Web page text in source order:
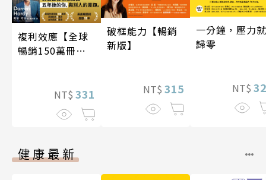
複利效應【全球
暢銷150萬冊・
NT$ 331
破框能力【暢銷
新版】
NT$ 315
一分鐘，壓力就
歸零
NT$
健康最新